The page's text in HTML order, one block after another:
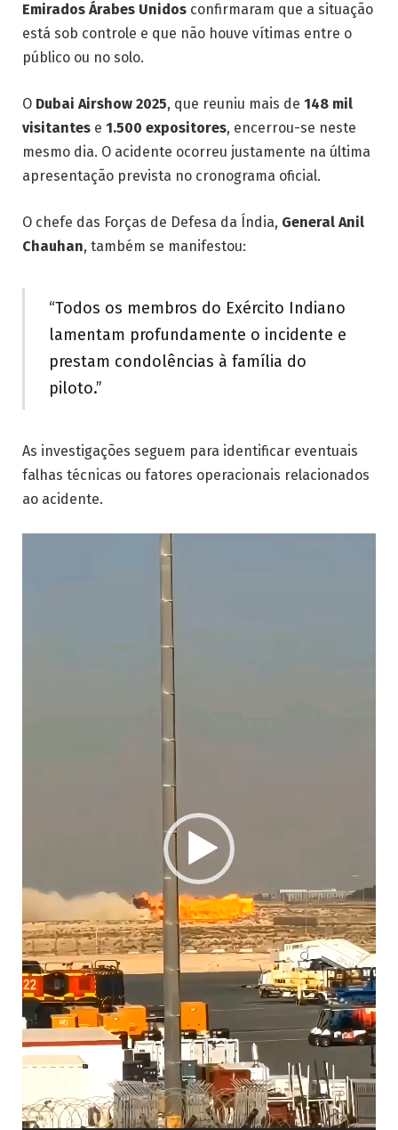
Emirados Árabes Unidos confirmaram que a situação
está sob controle e que não houve vítimas entre o
público ou no solo.
O Dubai Airshow 2025, que reuniu mais de 148 mil
visitantes e 1.500 expositores, encerrou-se neste
mesmo dia. O acidente ocorreu justamente na última
apresentação prevista no cronograma oficial.
O chefe das Forças de Defesa da Índia, General Anil
Chauhan, também se manifestou:
“Todos os membros do Exército Indiano
lamentam profundamente o incidente e
prestam condolências à família do
piloto.”
As investigações seguem para identificar eventuais
falhas técnicas ou fatores operacionais relacionados
ao acidente.